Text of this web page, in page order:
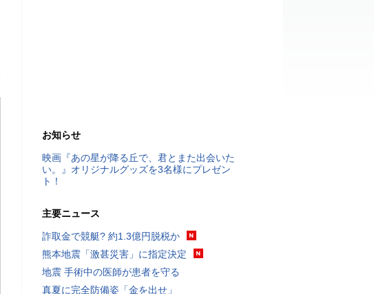
お知らせ
映画『あの星が降る丘で、君とまた出会いた
い。』オリジナルグッズを3名様にプレゼン
ト！
主要ニュース
詐取金で競艇? 約1.3億円脱税か
熊本地震「激甚災害」に指定決定
地震 手術中の医師が患者を守る
真夏に完全防備姿「金を出せ」